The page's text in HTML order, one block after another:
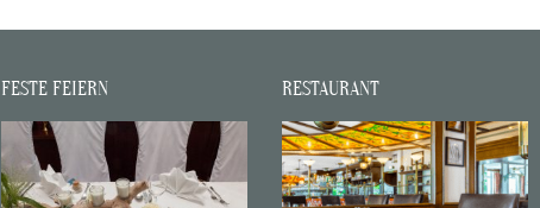
FESTE FEIERN RESTAURANT